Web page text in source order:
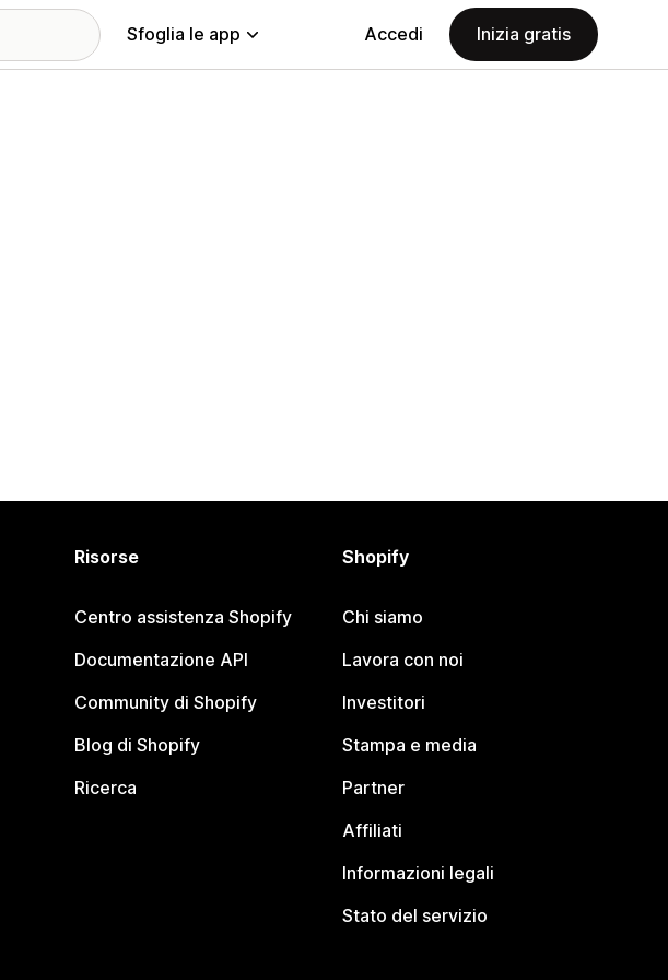
Sfoglia le app Accedi Inizia gratis
Risorse
Centro assistenza Shopify
Documentazione API
Community di Shopify
Blog di Shopify
Ricerca
Shopify
Chi siamo
Lavora con noi
Investitori
Stampa e media
Partner
Affiliati
Informazioni legali
Stato del servizio